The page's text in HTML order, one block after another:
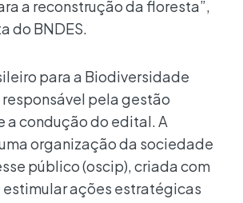
a reconstrução da floresta”,
do BNDES.
para a Biodiversidade
responsável pela gestão
a condução do edital. A
organização da sociedade
público (oscip), criada com
ações estratégicas